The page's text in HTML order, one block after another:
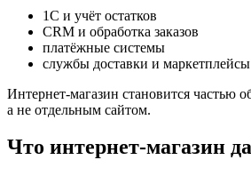
1С и учёт остатков
CRM и обработка заказов
платёжные системы
службы доставки и маркетплейсы
Интернет-магазин становится частью
а не отдельным сайтом.
Что интернет-магазин